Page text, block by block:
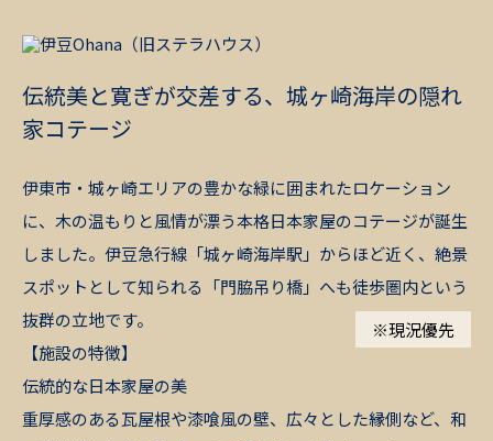
※現況優先
伝統美と寛ぎが交差する、城ヶ崎海岸の隠れ
家コテージ
伊東市・城ヶ崎エリアの豊かな緑に囲まれたロケーション
に、木の温もりと風情が漂う本格日本家屋のコテージが誕生
しました。伊豆急行線「城ヶ崎海岸駅」からほど近く、絶景
スポットとして知られる「門脇吊り橋」へも徒歩圏内という
抜群の立地です。
【施設の特徴】
伝統的な日本家屋の美
重厚感のある瓦屋根や漆喰風の壁、広々とした縁側など、和